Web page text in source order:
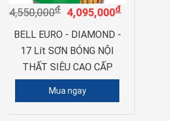
4,550,000đ 4,095,000đ
BELL EURO - DIAMOND -
17 Lít SƠN BÓNG NỘI
THẤT SIÊU CAO CẤP
Mua ngay